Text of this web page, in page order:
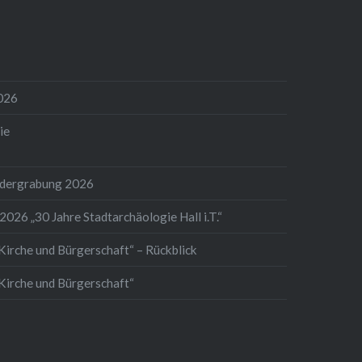
2026
„30 Jahre Stadtarchäologie Hall i.T.“
und Bürgerschaft“ – Rückblick
und Bürgerschaft“